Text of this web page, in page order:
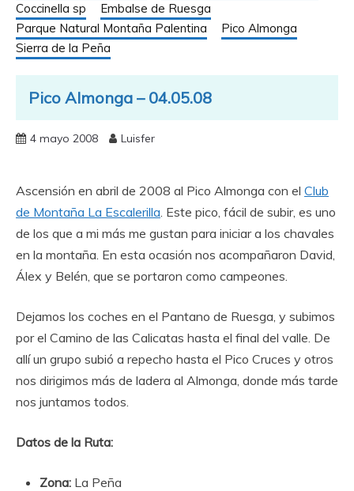
Coccinella sp
Embalse de Ruesga
Parque Natural Montaña Palentina
Pico Almonga
Sierra de la Peña
Pico Almonga – 04.05.08
4 mayo 2008 Luisfer
Ascensión en abril de 2008 al Pico Almonga con el Club
de Montaña La Escalerilla. Este pico, fácil de subir, es uno
de los que a mi más me gustan para iniciar a los chavales
en la montaña. En esta ocasión nos acompañaron David,
Álex y Belén, que se portaron como campeones.
Dejamos los coches en el Pantano de Ruesga, y subimos
por el Camino de las Calicatas hasta el final del valle. De
allí un grupo subió a repecho hasta el Pico Cruces y otros
nos dirigimos más de ladera al Almonga, donde más tarde
nos juntamos todos.
Datos de la Ruta:
Zona: La Peña